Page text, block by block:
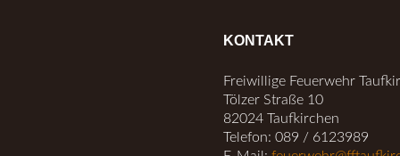
KONTAKT
Freiwillige Feuerwehr
Tölzer Straße 10
82024 Taufkirchen
Telefon: 089 / 6123989